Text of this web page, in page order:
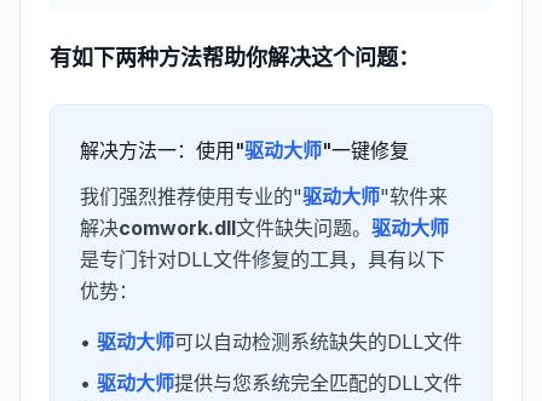
有如下两种方法帮助你解决这个问题：
解决方法一：使用"驱动大师"一键修复
我们强烈推荐使用专业的"驱动大师"软件来
解决comwork.dll文件缺失问题。 驱动大师
是专门针对DLL文件修复的工具，具有以下
优势：
• 驱动大师可以自动检测系统缺失的DLL文件
• 驱动大师提供与您系统完全匹配的DLL文件